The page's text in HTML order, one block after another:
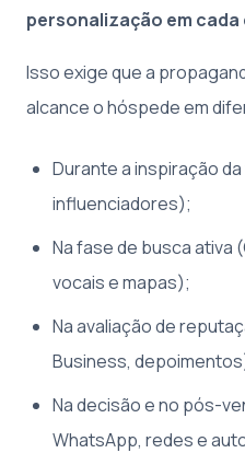
personalização em
Isso exige que a
alcance o hóspede em
Durante a inspiração
influenciadores);
Na fase de busca ativa
vocais e mapas);
Na avaliação de
Business,
Na decisão e no pós-
WhatsApp, redes e